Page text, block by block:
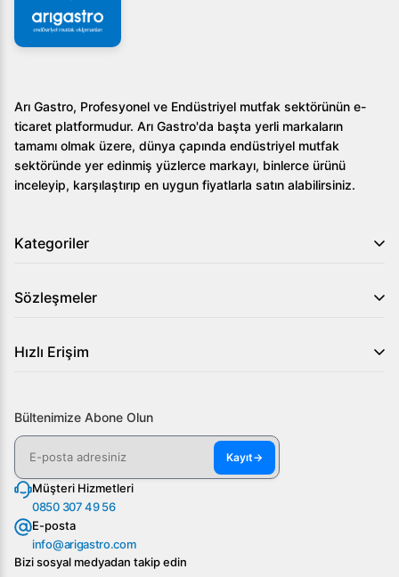
Arı Gastro, Profesyonel ve Endüstriyel mutfak sektörünün e-
ticaret platformudur. Arı Gastro'da başta yerli markaların
tamamı olmak üzere, dünya çapında endüstriyel mutfak
sektöründe yer edinmiş yüzlerce markayı, binlerce ürünü
inceleyip, karşılaştırıp en uygun fiyatlarla satın alabilirsiniz.
Kategoriler
Sözleşmeler
Hızlı Erişim
Bültenimize Abone Olun
Kayıt→
Müşteri Hizmetleri
0850 307 49 56
E-posta
info@arigastro.com
Bizi sosyal medyadan takip edin